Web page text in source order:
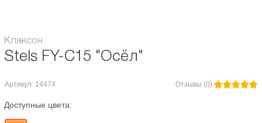
Клаксон
Stels FY-C15 "Осёл"
Артикул: 14474 Отзывы (0)
Доступные цвета: